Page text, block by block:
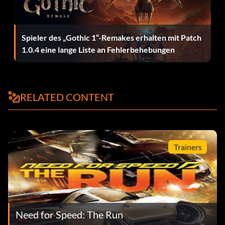
Belohnung: 30 Punkte
Schwierigkeitsgrad Extrem durch.
Belohnung: 15 Punkte
Zielsetzung: Schlagen Sie einen Freund empfiehlt
Ausstellen
Spieler des „Gothic 1“-Remakes erhalten mit Patch
1.0.4 eine lange Liste an Fehlerbehebungen
RELATED CONTENT
Trainers
Need for Speed: The Run